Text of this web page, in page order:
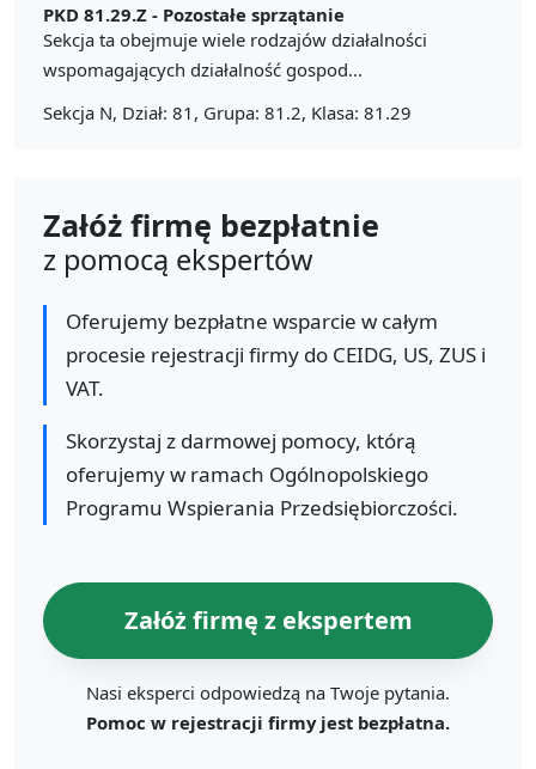
PKD 81.29.Z - Pozostałe sprzątanie
Sekcja ta obejmuje wiele rodzajów działalności
wspomagających działalność gospod...
Sekcja N, Dział: 81, Grupa: 81.2, Klasa: 81.29
Załóż firmę bezpłatnie
z pomocą ekspertów
Oferujemy bezpłatne wsparcie w całym
procesie rejestracji firmy do CEIDG, US, ZUS i
VAT.
Skorzystaj z darmowej pomocy, którą
oferujemy w ramach Ogólnopolskiego
Programu Wspierania Przedsiębiorczości.
Załóż firmę z ekspertem
Nasi eksperci odpowiedzą na Twoje pytania.
Pomoc w rejestracji firmy jest bezpłatna.